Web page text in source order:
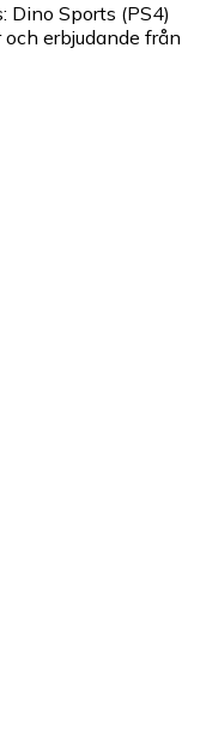
Dino Sports (PS4)
erbjudande från